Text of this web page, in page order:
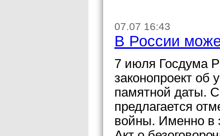
07.07 16:43
В России
7 июля Госдума
законопроект об
памятной даты.
предлагается
войны. Именно в